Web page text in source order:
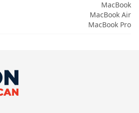
MacBook
MacBook Air
MacBook Pro